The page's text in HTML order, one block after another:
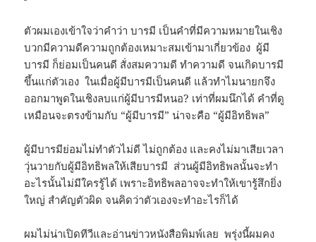
ตัวผมเองเข้าใจว่าคำว่า บารมี เป็นคำที่มีความหมายในเชิง
บวกมีความดีความถูกต้องเหมาะสมเข้ามาเกี่ยวข้อง ผู้มี
บารมี ก็ย่อมเป็นคนดี สั่งสมความดี ทำความดี จนเกิดบารมี
ขึ้นแก่ตัวเอง ในเมื่อผู้มีบารมีเป็นคนดี แล้วทำไมนายกจึง
ออกมาพูดในเชิงลบแก่ผู้มีบารมีหนอ? เท่าที่ผมนึกได้ คำที่ดู
เหมือนจะตรงข้ามกับ “ผู้มีบารมี” น่าจะคือ “ผู้มีอิทธิพล”
ผู้มีบารมีย่อมไม่ทำตัวไม่ดี ไม่ถูกต้อง และคงไม่มาเสียเวลา
วุ่นวายกับผู้มีอิทธิพลให้เสียบารมี ส่วนผู้มีอิทธิพลนั้นจะทำ
อะไรนั้นไม่มีใครรู้ได้ เพราะอิทธิพลอาจจะทำให้เขารู้สึกยิ่ง
ใหญ่ สำคัญตัวผิด จนคิดว่าตัวเองจะทำอะไรก็ได้
ผมไม่น่าเปิดทีวีและอ่านข่าวหนังสือพิมพ์เลย พรุ่งนี้ผมคง